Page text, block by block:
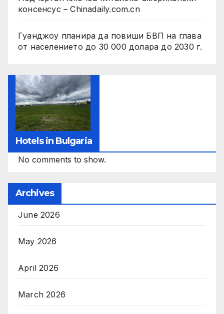
консенсус – Chinadaily.com.cn
Гуанджоу планира да повиши БВП на глава
от населението до 30 000 долара до 2030 г.
Hotels in Bulgaria
No comments to show.
Archives
June 2026
May 2026
April 2026
March 2026